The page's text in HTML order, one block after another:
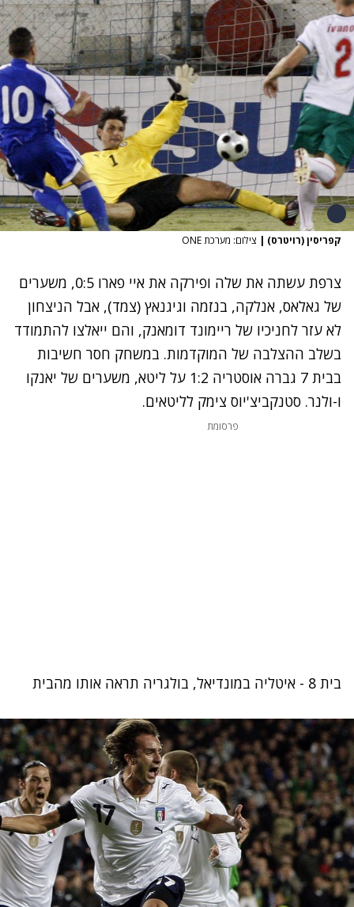
קפריסין (רויטרס) | צילום: מערכת ONE
צרפת עשתה את שלה ופירקה את איי פארו 0:5, משערים
של גאלאס, אנלקה, בנזמה וגיגנאץ (צמד), אבל הניצחון
לא עזר לחניכיו של ריימונד דומאנק, והם ייאלצו להתמודד
בשלב ההצלבה של המוקדמות. במשחק חסר חשיבות
בבית 7 גברה אוסטריה 1:2 על ליטא, משערים של יאנקו
ו-ולנר. סטנקביצ'יוס צימק לליטאים.
פרסומת
בית 8 - איטליה במונדיאל, בולגריה תראה אותו מהבית